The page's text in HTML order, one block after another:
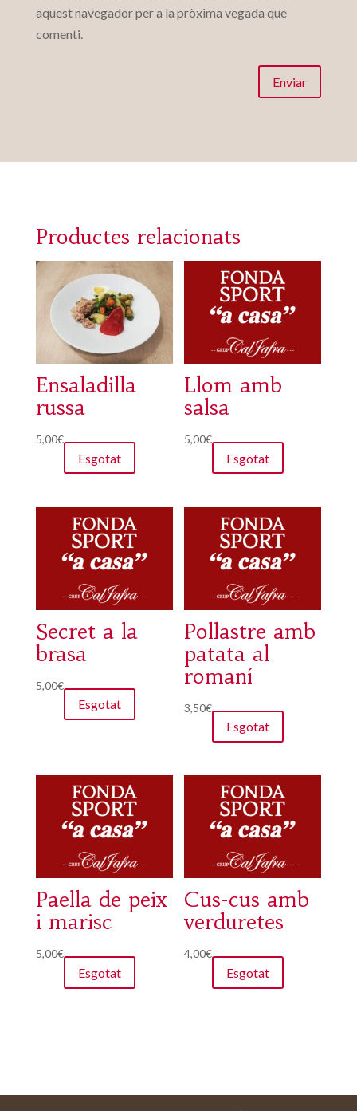
aquest navegador per a la pròxima vegada que
comenti.
Enviar
Productes relacionats
Ensaladilla
russa
5,00€
Esgotat
Llom amb
salsa
5,00€
Esgotat
Secret a la
brasa
5,00€
Esgotat
Pollastre amb
patata al
romaní
3,50€
Esgotat
Paella de peix
i marisc
5,00€
Esgotat
Cus-cus amb
verduretes
4,00€
Esgotat